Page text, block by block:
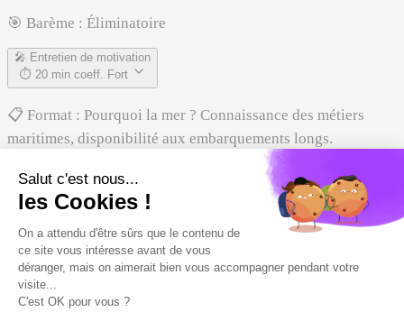
🎯 Barème : Éliminatoire
🎤 Entretien de motivation
⏱ 20 min coeff. Fort
📋 Format : Pourquoi la mer ? Connaissance des métiers
maritimes, disponibilité aux embarquements longs.
🎯Barème :Admission
💡Conseils pour réussir
💡
Plusieurs voies